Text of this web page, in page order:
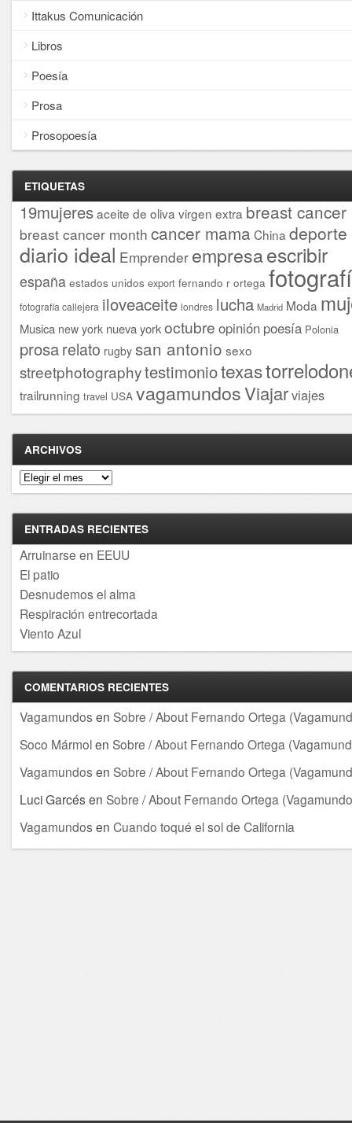
Ittakus Comunicación
Libros
Poesía
Prosa
Prosopoesía
ETIQUETAS
19mujeresaceite de oliva virgen extra breast cancer
breast cancer month cancer mama China deporte
diario ideal Emprender empresaescribir
españa estados unidos export fernando r ortega
fotografía callejera iloveaceite londres lucha Madrid Moda
Musica new york nueva yorkoctubre opinión poesía Polonia
prosarelato rugby san antonio sexo
streetphotographytestimoniotexas
trailrunning travel USA vagamundosViajarviajes
ARCHIVOS
Archivos
ENTRADAS RECIENTES
Arruinarse en EEUU
El patio
Desnudemos el alma
Respiración entrecortada
Viento Azul
COMENTARIOS RECIENTES
Vagamundos en Sobre / About Fernando Ortega
Soco Mármolen Sobre / About Fernando Ortega
Vagamundos en Sobre / About Fernando Ortega
Luci Garcés en Sobre / About Fernando Ortega
Vagamundos en Cuando toqué el sol de California